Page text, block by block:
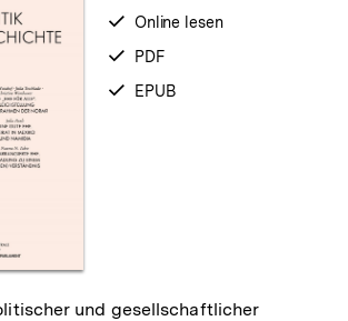
verfügbar
Online lesen
verfügbar
PDF
verfügbar
EPUB
und gesellschaftlicher